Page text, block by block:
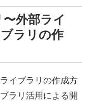
外部ライ
ラリの作
イブラリの作成方
ラリ活用による開